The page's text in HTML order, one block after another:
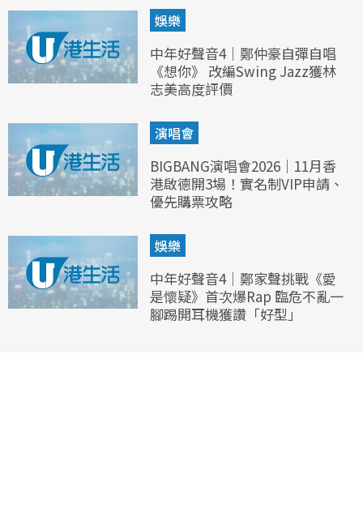
娛樂
中年好聲音4｜鄭仲豪自彈自唱
《想你》 改編Swing Jazz獲林
志美高度評價
演唱會
BIGBANG演唱會2026｜11月香
港啟德開3場！實名制VIP申請、
優先購票攻略
娛樂
中年好聲音4｜鄭家聲挑戰《愛
是懷疑》首次爆Rap 臨危不亂一
腳踢開耳機獲讚「好型」